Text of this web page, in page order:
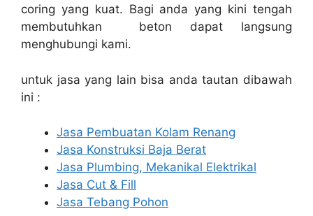
coring yang kuat. Bagi anda yang kini tengah
membutuhkan beton dapat langsung
menghubungi kami.
untuk jasa yang lain bisa anda tautan dibawah
ini :
Jasa Pembuatan Kolam Renang
Jasa Konstruksi Baja Berat
Jasa Plumbing, Mekanikal Elektrikal
Jasa Cut & Fill
Jasa Tebang Pohon